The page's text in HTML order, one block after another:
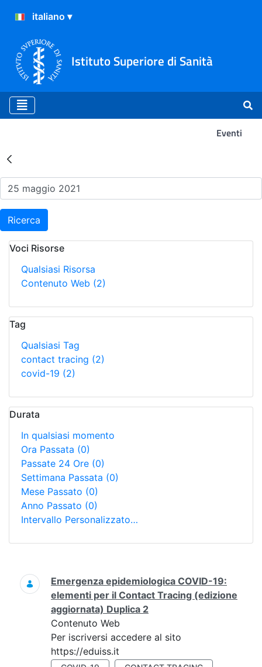
Istituto Superiore di Sanità
Eventi
Risultati della Ricerca -
Ricerca
Voci Risorse
Qualsiasi Risorsa
Contenuto Web (2)
Tag
Qualsiasi Tag
contact tracing (2)
covid-19 (2)
Durata
In qualsiasi momento
Ora Passata (0)
Passate 24 Ore (0)
Settimana Passata (0)
Mese Passato (0)
Anno Passato (0)
Intervallo Personalizzato…
Ricerca
Emergenza epidemiologica COVID-19:
elementi per il Contact Tracing (edizione
aggiornata) Duplica 2
Contenuto Web
Per iscriversi accedere al sito
https://eduiss.it